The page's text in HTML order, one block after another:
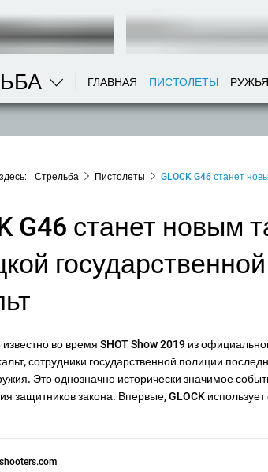
ГЛАВНАЯ ПИСТОЛЕТЫ РУЖЬЯ
Стрельба Пистолеты GLOCK G46 станет
G46 станет новым
известно во время SHOT Show 2019 из
сотрудники государственной полиции
Это однозначно исторически значимое
защитников закона. Впервые, GLOCK